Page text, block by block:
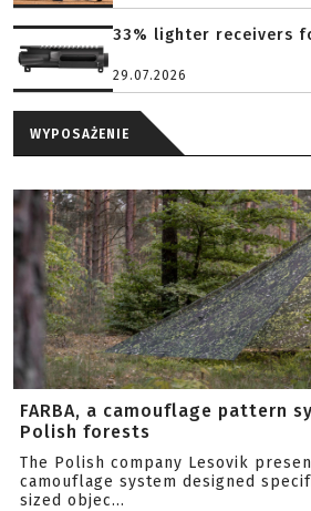
33% lighter receivers
29.07.2026
WYPOSAŻENIE
FARBA, a camouflage pattern
Polish forests
The Polish company Lesovik
camouflage system designed
sized objec...